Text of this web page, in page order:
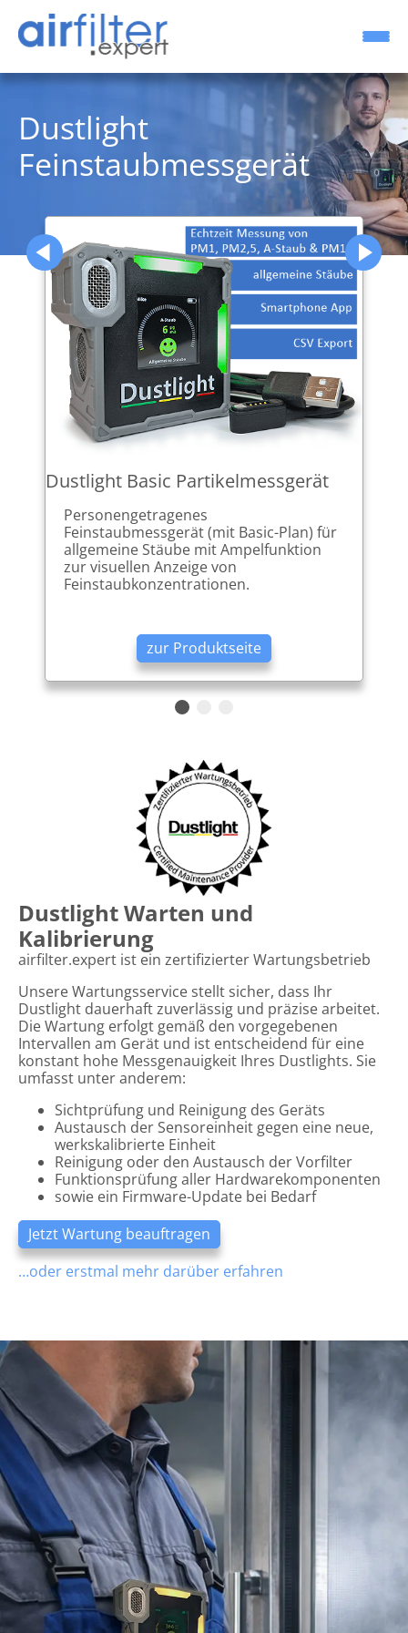
Dustlight
Feinstaubmessgerät
Dustlight Basic Partikelmessgerät
Personengetragenes
Feinstaubmessgerät (mit Basic-Plan) für
allgemeine Stäube mit Ampelfunktion
zur visuellen Anzeige von
Feinstaubkonzentrationen.
zur Produktseite
Dustlight Warten und
Kalibrierung
airfilter.expert ist ein zertifizierter Wartungsbetrieb
Unsere Wartungsservice stellt sicher, dass Ihr
Dustlight dauerhaft zuverlässig und präzise arbeitet.
Die Wartung erfolgt gemäß den vorgegebenen
Intervallen am Gerät und ist entscheidend für eine
konstant hohe Messgenauigkeit Ihres Dustlights. Sie
umfasst unter anderem:
Sichtprüfung und Reinigung des Geräts
Austausch der Sensoreinheit gegen eine neue,
werkskalibrierte Einheit
Reinigung oder den Austausch der Vorfilter
Funktionsprüfung aller Hardwarekomponenten
sowie ein Firmware-Update bei Bedarf
Jetzt Wartung beauftragen
…oder erstmal mehr darüber erfahren